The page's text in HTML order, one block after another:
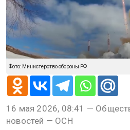
Фото: Министерство обороны РФ
16 мая 2026, 08:41 —
новостей — ОСН